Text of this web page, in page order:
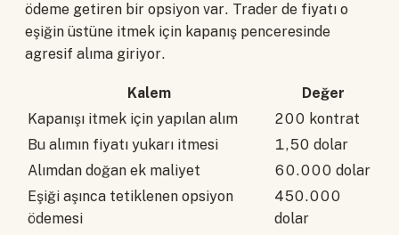
ödeme getiren bir opsiyon var. Trader de fiyatı o
eşiğin üstüne itmek için kapanış penceresinde
agresif alıma giriyor.
Kalem
Değer
Kapanışı itmek için yapılan alım
200 kontrat
Bu alımın fiyatı yukarı itmesi
1,50 dolar
Alımdan doğan ek maliyet
60.000 dolar
Eşiği aşınca tetiklenen opsiyon
ödemesi
450.000
dolar